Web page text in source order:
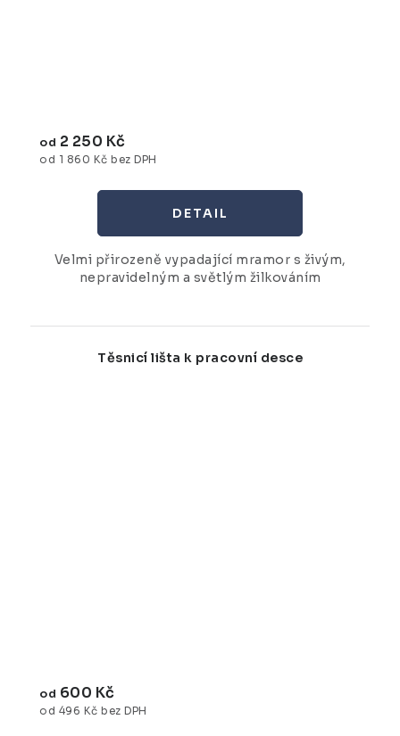
od 1 860 Kč bez DPH
od 2 250 Kč
Velmi přirozeně vypadající mramor s živým,
nepravidelným a světlým žilkováním
Těsnicí lišta k pracovní desce
od 496 Kč bez DPH
od 600 Kč